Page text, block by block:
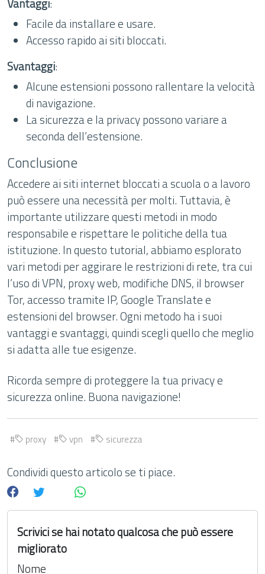
Facile da installare e usare.
Accesso rapido ai siti bloccati.
Svantaggi:
Alcune estensioni possono rallentare la velocità
di navigazione.
La sicurezza e la privacy possono variare a
seconda dell’estensione.
Conclusione
Accedere ai siti internet bloccati a scuola o a lavoro
può essere una necessità per molti. Tuttavia, è
importante utilizzare questi metodi in modo
responsabile e rispettare le politiche della tua
istituzione. In questo tutorial, abbiamo esplorato
vari metodi per aggirare le restrizioni di rete, tra cui
l’uso di VPN, proxy web, modifiche DNS, il browser
Tor, accesso tramite IP, Google Translate e
estensioni del browser. Ogni metodo ha i suoi
vantaggi e svantaggi, quindi scegli quello che meglio
si adatta alle tue esigenze.
Ricorda sempre di proteggere la tua privacy e
sicurezza online. Buona navigazione!
proxy vpn sicurezza
Condividi questo articolo se ti piace.
Scrivici se hai notato qualcosa che può essere
migliorato
Nome